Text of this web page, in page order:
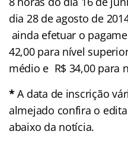
dia 28 de agosto de
ainda efetuar o
42,00 para nível
médio e R$ 34,00 para
*A data de inscrição
almejado confira o
abaixo da notícia.